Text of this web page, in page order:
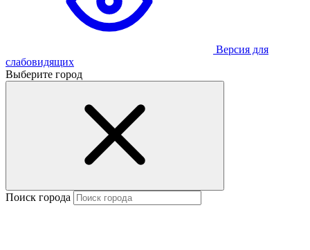
Версия для
слабовидящих
Выберите город
Поиск города